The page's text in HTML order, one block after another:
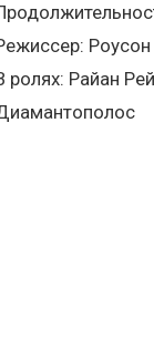
ролях: Райан